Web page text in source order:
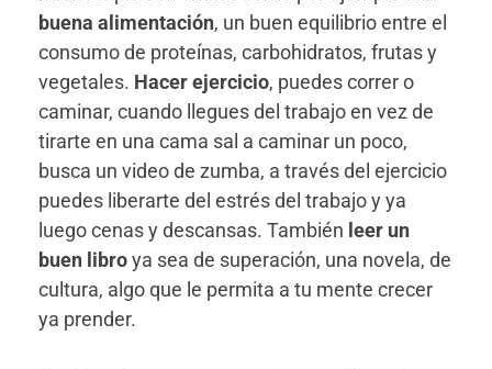
buena alimentación, un buen equilibrio entre el
consumo de proteínas, carbohidratos, frutas y
vegetales. Hacer ejercicio, puedes correr o
caminar, cuando llegues del trabajo en vez de
tirarte en una cama sal a caminar un poco,
busca un video de zumba, a través del ejercicio
puedes liberarte del estrés del trabajo y ya
luego cenas y descansas. También leer un
buen libroya sea de superación, una novela, de
cultura, algo que le permita a tu mente crecer
ya prender.